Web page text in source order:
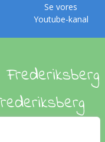
Se vores
Youtube-kanal